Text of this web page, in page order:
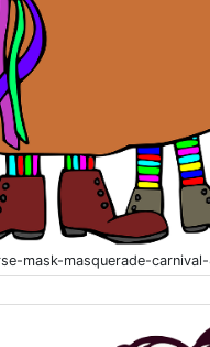
mask-masquerade-